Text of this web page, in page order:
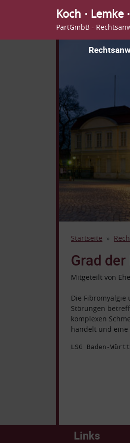
Koch ⋅ Lemke
PartGmbB -
Startseite
Grad
Mitgeteilt von
Die
Störungen
komplexen
handelt und
LSG Baden-
Links